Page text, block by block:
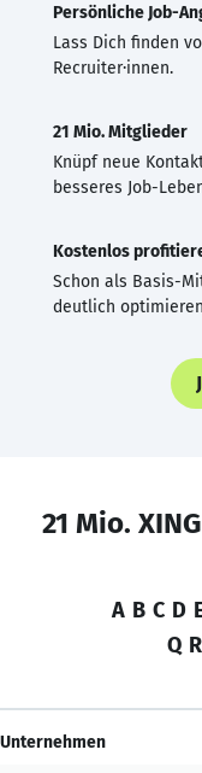
Persönliche Job-
Lass Dich finden
Recruiter·innen.
21 Mio. Mitglieder
Knüpf neue
besseres Job-
Kostenlos
Schon als Basis-
deutlich
21 Mio.
A B C D
Q R
Unternehmen